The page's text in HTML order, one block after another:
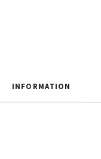
INFORMATION